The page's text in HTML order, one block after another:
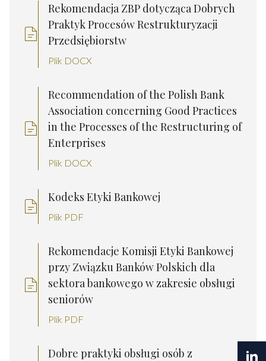
Rekomendacja ZBP dotycząca Dobrych
Praktyk Procesów Restrukturyzacji
Przedsiębiorstw
Plik DOCX
Recommendation of the Polish Bank
Association concerning Good Practices
in the Processes of the Restructuring of
Enterprises
Plik DOCX
Kodeks Etyki Bankowej
Plik PDF
Rekomendacje Komisji Etyki Bankowej
przy Związku Banków Polskich dla
sektora bankowego w zakresie obsługi
seniorów
Plik PDF
Dobre praktyki obsługi osób z